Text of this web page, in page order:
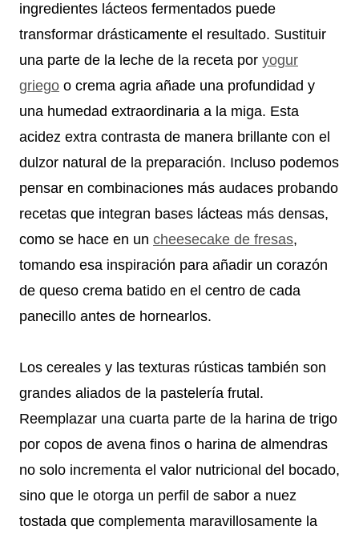
ingredientes lácteos fermentados puede
transformar drásticamente el resultado. Sustituir
una parte de la leche de la receta por yogur
griego o crema agria añade una profundidad y
una humedad extraordinaria a la miga. Esta
acidez extra contrasta de manera brillante con el
dulzor natural de la preparación. Incluso podemos
pensar en combinaciones más audaces probando
recetas que integran bases lácteas más densas,
como se hace en un cheesecake de fresas,
tomando esa inspiración para añadir un corazón
de queso crema batido en el centro de cada
panecillo antes de hornearlos.
Los cereales y las texturas rústicas también son
grandes aliados de la pastelería frutal.
Reemplazar una cuarta parte de la harina de trigo
por copos de avena finos o harina de almendras
no solo incrementa el valor nutricional del bocado,
sino que le otorga un perfil de sabor a nuez
tostada que complementa maravillosamente la